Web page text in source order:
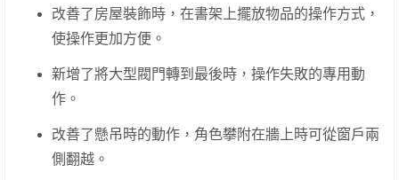
改善了房屋裝飾時，在書架上擺放物品的操作方式，
使操作更加方便。
新增了將大型閥門轉到最後時，操作失敗的專用動
作。
改善了懸吊時的動作，角色攀附在牆上時可從窗戶兩
側翻越。